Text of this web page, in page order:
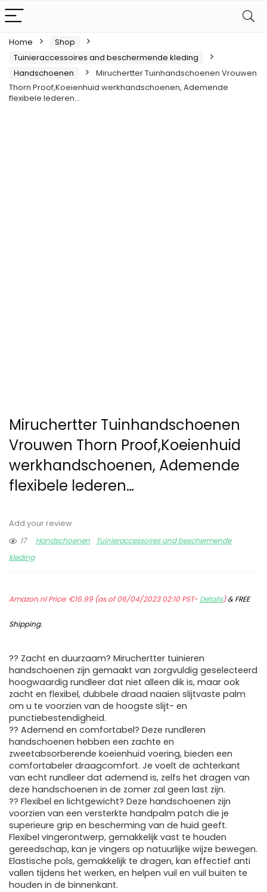
Home
Shop
Tuinieraccessoires and beschermende kleding
Handschoenen
Miruchertter Tuinhandschoenen Vrouwen
Thorn Proof,Koeienhuid werkhandschoenen, Ademende
flexibele lederen…
Miruchertter Tuinhandschoenen
Vrouwen Thorn Proof,Koeienhuid
werkhandschoenen, Ademende
flexibele lederen…
Add your review
17
Handschoenen
Tuinieraccessoires and beschermende
kleding
Amazon.nl Price:€16.99(as of 06/04/2023 02:10 PST- Details)&FREE
Shipping.
?? Zacht en duurzaam? Miruchertter tuinieren
handschoenen zijn gemaakt van zorgvuldig geselecteerd
hoogwaardig rundleer dat niet alleen dik is, maar ook
zacht en flexibel, dubbele draad naaien slijtvaste palm
om u te voorzien van de hoogste slijt- en
punctiebestendigheid.
?? Ademend en comfortabel? Deze rundleren
handschoenen hebben een zachte en
zweetabsorberende koeienhuid voering, bieden een
comfortabeler draagcomfort. Je voelt de achterkant
van echt rundleer dat ademend is, zelfs het dragen van
deze handschoenen in de zomer zal geen last zijn.
?? Flexibel en lichtgewicht? Deze handschoenen zijn
voorzien van een versterkte handpalm patch die je
superieure grip en bescherming van de huid geeft.
Flexibel vingerontwerp, gemakkelijk vast te houden
gereedschap, kan je vingers op natuurlijke wijze bewegen.
Elastische pols, gemakkelijk te dragen, kan effectief anti
vallen tijdens het werken, en helpen vuil en vuil buiten te
houden in de binnenkant.